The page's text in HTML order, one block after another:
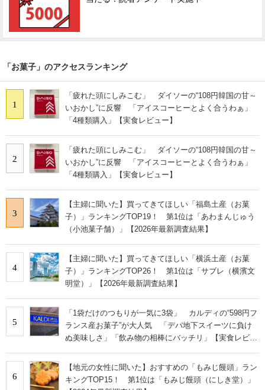
「お菓子」のアクセスランキング
1
「疲れた頭にしみこむ」 ダイソーの“108円韓国の甘～
いおかし”に反響 「アイスコーヒーとよく合うわぁ」
「4種類購入」【実食レビュー】
2
「疲れた頭にしみこむ」 ダイソーの“108円韓国の甘～
いおかし”に反響 「アイスコーヒーとよく合うわぁ」
「4種類購入」【実食レビュー】
3
【主婦に聞いた】買ってきてほしい「福島土産（お菓
子）」ランキングTOP19！ 第1位は「あわまんじゅう
（小池菓子舗）」【2026年最新調査結果】
4
【主婦に聞いた】買ってきてほしい「横浜土産（お菓
子）」ランキングTOP26！ 第1位は「サブレ（横濱文
明堂）」【2026年最新調査結果】
5
「1袋だけのつもりが一気に3袋」 カルディの“598円フ
ランス産お菓子”が大人気 「デパ地下スイーツに負け
ぬ美味しさ」「飲み物の相棒にバッチリ」【実食レビュ
6
【地元の女性に聞いた】おすすめの「もみじ饅頭」ラン
キングTOP15！ 第1位は「もみじ饅頭（にしき堂）」